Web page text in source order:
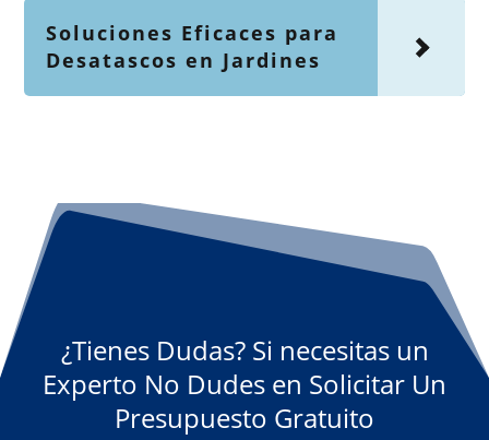
Soluciones Eficaces para
Desatascos en Jardines
¿Tienes Dudas? Si necesitas un
Experto No Dudes en Solicitar Un
Presupuesto Gratuito